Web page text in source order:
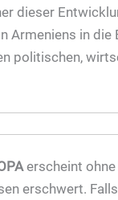
dieser
Armeniens in die
politischen,
erscheint ohne
erschwert.